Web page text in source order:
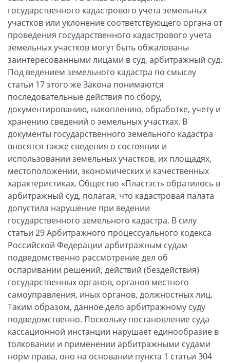
государственного кадастрового учета земельных
участков или уклонение соответствующего органа от
проведения государственного кадастрового учета
земельных участков могут быть обжалованы
заинтересованными лицами в суд, арбитражный суд.
Под ведением земельного кадастра по смыслу
статьи 17 этого же Закона понимаются
последовательные действия по сбору,
документированию, накоплению, обработке, учету и
хранению сведений о земельных участках. В
документы государственного земельного кадастра
вносятся также сведения о состоянии и
использовании земельных участков, их площадях,
местоположении, экономических и качественных
характеристиках. Общество «Пластэст» обратилось в
арбитражный суд, полагая, что кадастровая палата
допустила нарушение при ведении
государственного земельного кадастра. В силу
статьи 29 Арбитражного процессуального кодекса
Российской Федерации арбитражным судам
подведомственно рассмотрение дел об
оспаривании решений, действий (бездействия)
государственных органов, органов местного
самоуправления, иных органов, должностных лиц.
Таким образом, данное дело арбитражному суду
подведомственно. Поскольку постановление суда
кассационной инстанции нарушает единообразие в
толковании и применении арбитражными судами
норм права, оно на основании пункта 1 статьи 304